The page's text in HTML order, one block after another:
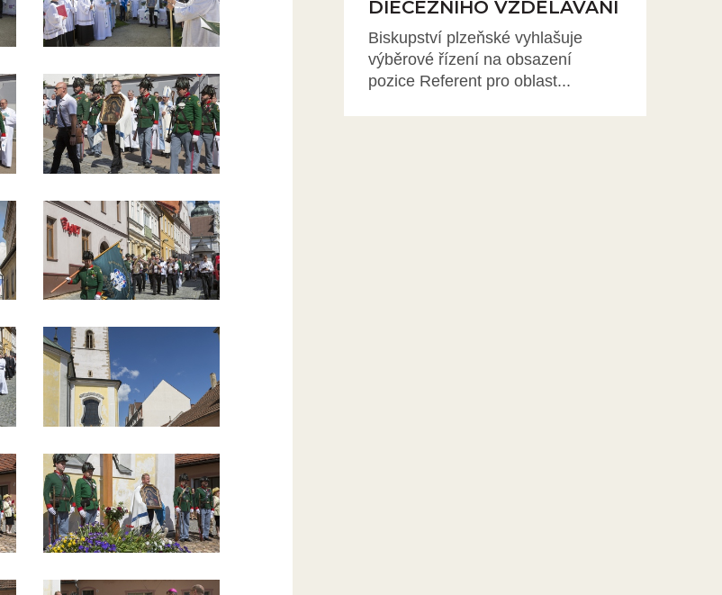
DIECÉZNÍHO VZDĚLÁVÁNÍ
Biskupství plzeňské vyhlašuje
výběrové řízení na obsazení
pozice Referent pro oblast...